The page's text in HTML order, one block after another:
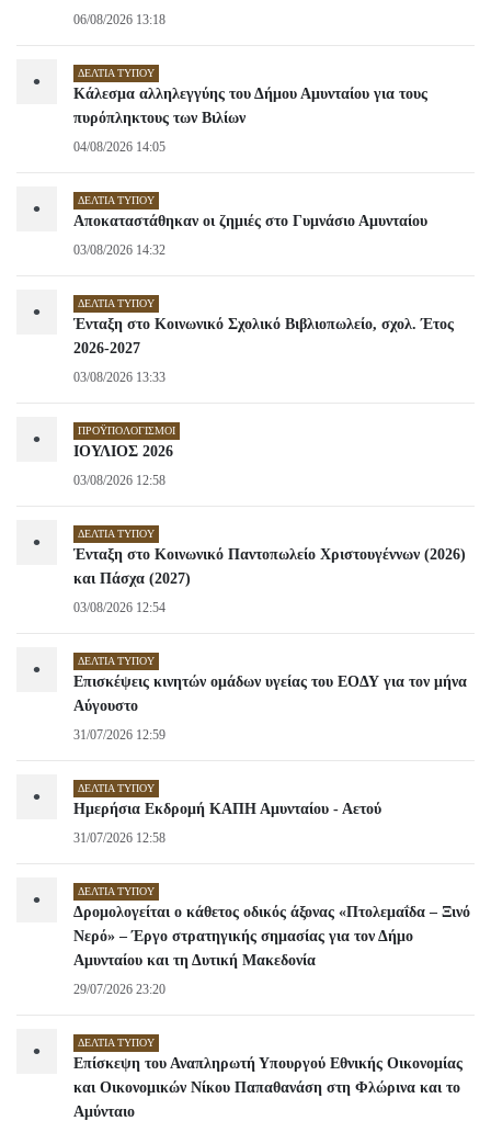
06/08/2026 13:18
• ΔΕΛΤΊΑ ΤΎΠΟΥ
Κάλεσμα αλληλεγγύης του Δήμου Αμυνταίου για τους
πυρόπληκτους των Βιλίων
04/08/2026 14:05
• ΔΕΛΤΊΑ ΤΎΠΟΥ
Αποκαταστάθηκαν οι ζημιές στο Γυμνάσιο Αμυνταίου
03/08/2026 14:32
• ΔΕΛΤΊΑ ΤΎΠΟΥ
Ένταξη στο Κοινωνικό Σχολικό Βιβλιοπωλείο, σχολ. Έτος
2026-2027
03/08/2026 13:33
• ΠΡΟΫΠΟΛΟΓΙΣΜΟΊ
ΙΟΥΛΙΟΣ 2026
03/08/2026 12:58
• ΔΕΛΤΊΑ ΤΎΠΟΥ
Ένταξη στο Κοινωνικό Παντοπωλείο Χριστουγέννων (2026)
και Πάσχα (2027)
03/08/2026 12:54
• ΔΕΛΤΊΑ ΤΎΠΟΥ
Επισκέψεις κινητών ομάδων υγείας του ΕΟΔΥ για τον μήνα
Αύγουστο
31/07/2026 12:59
• ΔΕΛΤΊΑ ΤΎΠΟΥ
Ημερήσια Εκδρομή ΚΑΠΗ Αμυνταίου - Αετού
31/07/2026 12:58
• ΔΕΛΤΊΑ ΤΎΠΟΥ
Δρομολογείται ο κάθετος οδικός άξονας «Πτολεμαΐδα – Ξινό
Νερό» – Έργο στρατηγικής σημασίας για τον Δήμο
Αμυνταίου και τη Δυτική Μακεδονία
29/07/2026 23:20
• ΔΕΛΤΊΑ ΤΎΠΟΥ
Επίσκεψη του Αναπληρωτή Υπουργού Εθνικής Οικονομίας
και Οικονομικών Νίκου Παπαθανάση στη Φλώρινα και το
Αμύνταιο